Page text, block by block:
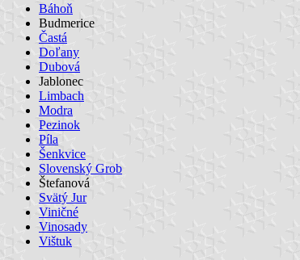
Báhoň
Budmerice
Častá
Doľany
Dubová
Jablonec
Limbach
Modra
Pezinok
Píla
Šenkvice
Slovenský Grob
Štefanová
Svätý Jur
Viničné
Vinosady
Vištuk